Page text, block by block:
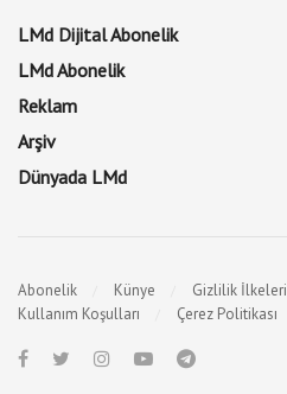
LMd Dijital Abonelik
LMd Abonelik
Reklam
Arşiv
Dünyada LMd
Abonelik Künye Gizlilik İlkeleri
Kullanım Koşulları
Çerez Politikası